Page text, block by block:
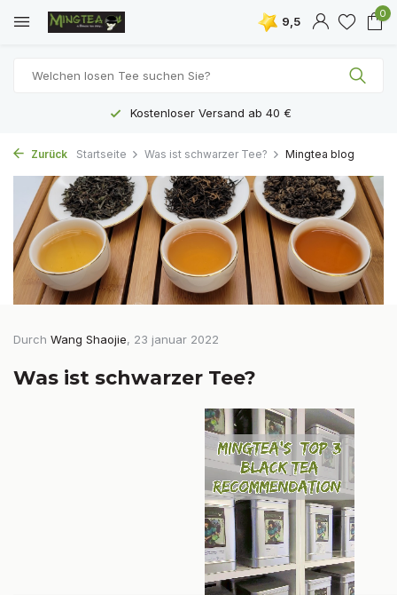
9,5
0
Kostenloser Versand ab 40 €
Zurück Startseite Was ist schwarzer Tee? Mingtea blog
Durch Wang Shaojie, 23 januar 2022
Was ist schwarzer Tee?